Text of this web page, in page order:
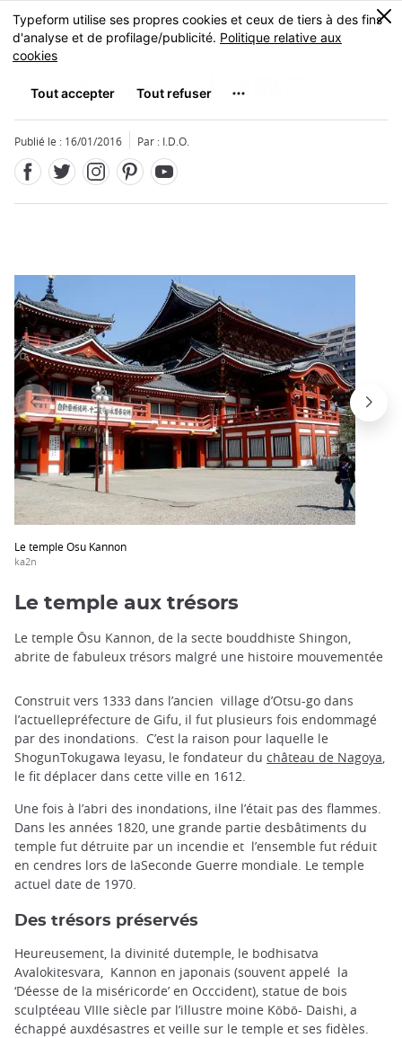
Skip
to
main
MENU
0
Ōsu Kannon大須観音
Publié le : 16/01/2016 Par : I.D.O.
Le temple Osu Kannon
ka2n
Fermer
Le temple aux trésors
Le temple Ōsu Kannon, de la secte bouddhiste Shingon,
abrite de fabuleux trésors malgré une histoire mouvementée
Construit vers 1333 dans l’ancien village d’Otsu-go dans
l’actuellepréfecture de Gifu, il fut plusieurs fois endommagé
par des inondations. C’est la raison pour laquelle le
ShogunTokugawa Ieyasu, le fondateur du château de Nagoya,
le fit déplacer dans cette ville en 1612.
Une fois à l’abri des inondations, ilne l’était pas des flammes.
Dans les années 1820, une grande partie desbâtiments du
temple fut détruite par un incendie et l’ensemble fut réduit
en cendres lors de laSeconde Guerre mondiale. Le temple
actuel date de 1970.
Des trésors préservés
Heureusement, la divinité dutemple, le bodhisatva
Avalokitesvara, Kannon en japonais (souvent appelé la
‘Déesse de la miséricorde’ en Occcident), statue de bois
sculptéeau VIIIe siècle par l’illustre moine Kōbō- Daishi, a
échappé auxdésastres et veille sur le temple et ses fidèles.